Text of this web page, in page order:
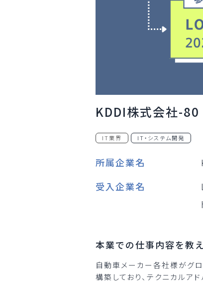
KDDI株式会社-80
IT業界 IT・システム開発
所属企業名
受入企業名
本業での仕事内容を教
自動車メーカー各社様がグ
構築しており、テクニカルア